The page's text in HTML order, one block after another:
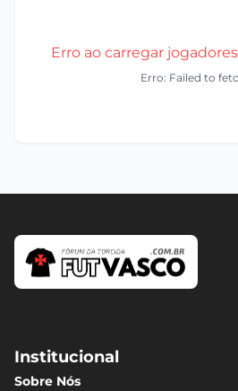
Erro ao carregar
Erro: Failed to
Institucional
Sobre Nós